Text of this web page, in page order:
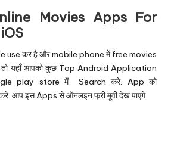
Movies Apps For
use कर है और mobile phone में free movies
तो यहाँ आपको कुछ Top Android Application
play store में Search करे. App को
आप इस Apps से ऑनलइन फ्री मूवी देख पाएंगे.